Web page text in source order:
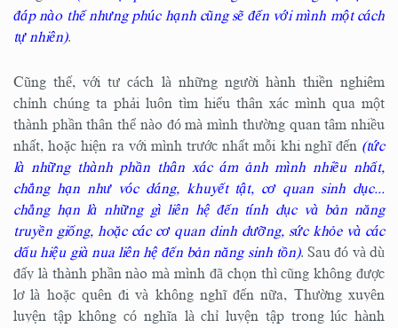
đáp nào thế nhưng phúc hạnh cũng sẽ đến với mình một cách
tự nhiên).
Cũng thế, với tư cách là những người hành thiền nghiêm
chỉnh chúng ta phải luôn tìm hiểu thân xác mình qua một
thành phần thân thể nào đó mà mình thường quan tâm nhiều
nhất, hoặc hiện ra với mình trước nhất mỗi khi nghĩ đến (tức
là những thành phần thân xác ám ảnh mình nhiều nhất,
chẳng hạn như vóc dáng, khuyết tật, cơ quan sinh dục...
chẳng hạn là những gì liên hệ đến tính dục và bản năng
truyền giống, hoặc các cơ quan dinh dưỡng, sức khỏe và các
dấu hiệu già nua liên hệ đến bản năng sinh tồn). Sau đó và dù
đấy là thành phần nào mà mình đã chọn thì cũng không được
lơ là hoặc quên đi và không nghĩ đến nữa, Thường xuyên
luyện tập không có nghĩa là chỉ luyện tập trong lúc hành